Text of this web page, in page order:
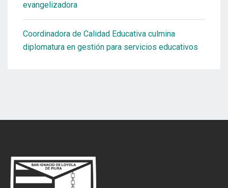
evangelizadora
Coordinadora de Calidad Educativa culmina
diplomatura en gestión para servicios educativos